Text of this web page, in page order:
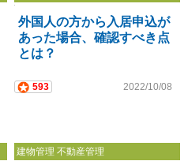
外国人の方から入居申込が
あった場合、確認すべき点
とは？
593 2022/10/08
建物管理 不動産管理